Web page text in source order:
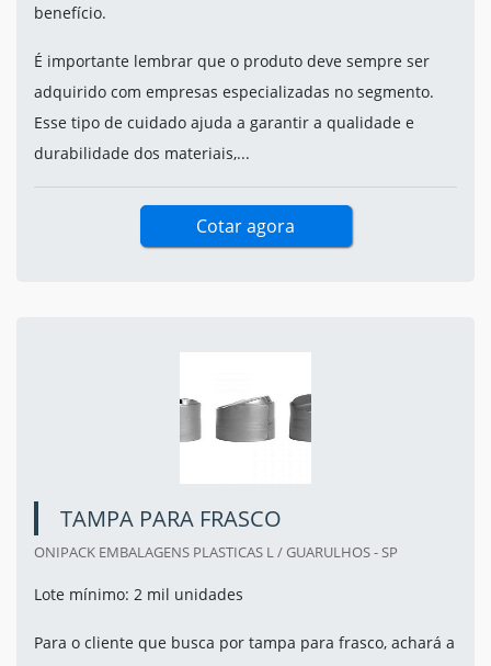
benefício.
É importante lembrar que o produto deve sempre ser
adquirido com empresas especializadas no segmento.
Esse tipo de cuidado ajuda a garantir a qualidade e
durabilidade dos materiais,...
Cotar agora
TAMPA PARA FRASCO
ONIPACK EMBALAGENS PLASTICAS L / GUARULHOS - SP
Lote mínimo: 2 mil unidades
Para o cliente que busca por tampa para frasco, achará a